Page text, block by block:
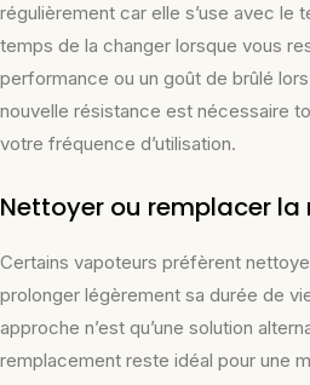
régulièrement car elle s’use avec le
temps de la changer lorsque vous
performance ou un goût de brûlé
nouvelle résistance est nécessaire
votre fréquence d’utilisation.
Nettoyer ou remplacer la
Certains vapoteurs préfèrent
prolonger légèrement sa durée de
approche n’est qu’une solution
remplacement reste idéal pour une